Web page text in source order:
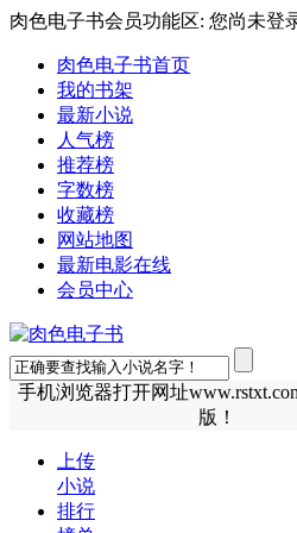
肉色电子书会员功能区: 您尚未登
肉色电子书首页
我的书架
最新小说
人气榜
推荐榜
字数榜
收藏榜
网站地图
最新电影在线
会员中心
手机浏览器打开网址
版！
上传
小说
排行